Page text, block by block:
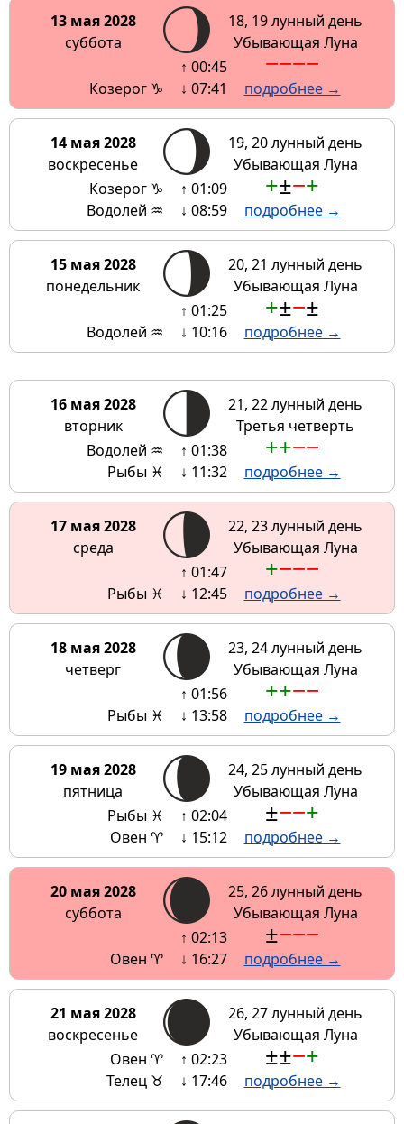
13 мая 2028
суббота
18, 19 лунный день
Убывающая Луна
Козерог ♑
↑ 00:45
↓ 07:41
−−−−
подробнее →
14 мая 2028
воскресенье
19, 20 лунный день
Убывающая Луна
Козерог ♑
Водолей ♒
↑ 01:09
↓ 08:59
+±−+
подробнее →
15 мая 2028
понедельник
20, 21 лунный день
Убывающая Луна
Водолей ♒
↑ 01:25
↓ 10:16
+±−±
подробнее →
16 мая 2028
вторник
21, 22 лунный день
Третья четверть
Водолей ♒
Рыбы ♓
↑ 01:38
↓ 11:32
++−−
подробнее →
17 мая 2028
среда
22, 23 лунный день
Убывающая Луна
Рыбы ♓
↑ 01:47
↓ 12:45
+−−−
подробнее →
18 мая 2028
четверг
23, 24 лунный день
Убывающая Луна
Рыбы ♓
↑ 01:56
↓ 13:58
++−−
подробнее →
19 мая 2028
пятница
24, 25 лунный день
Убывающая Луна
Рыбы ♓
Овен ♈
↑ 02:04
↓ 15:12
±−−+
подробнее →
20 мая 2028
суббота
25, 26 лунный день
Убывающая Луна
Овен ♈
↑ 02:13
↓ 16:27
±−−−
подробнее →
21 мая 2028
воскресенье
26, 27 лунный день
Убывающая Луна
Овен ♈
Телец ♉
↑ 02:23
↓ 17:46
±±−+
подробнее →